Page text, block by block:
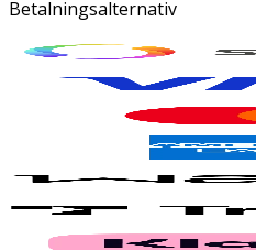
Betalningsalternativ